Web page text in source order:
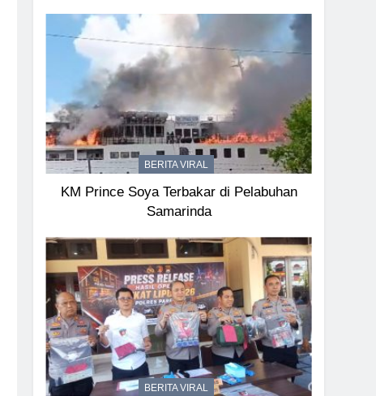
BERITA VIRAL
KM Prince Soya Terbakar di Pelabuhan
Samarinda
BERITA VIRAL